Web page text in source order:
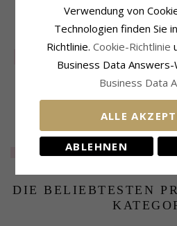
KUNDEN
Elegant Ring aus
rhodiniertem Silber
EXTRA 14,-
30 mm
runden
CHANTI Preis
DIE BELIEBTESTEN
Verwendung von
Technologien finden Sie
Richtlinie. Cookie-Richtlinie
Business Data
Business Data
ALLE
ABLEHNEN